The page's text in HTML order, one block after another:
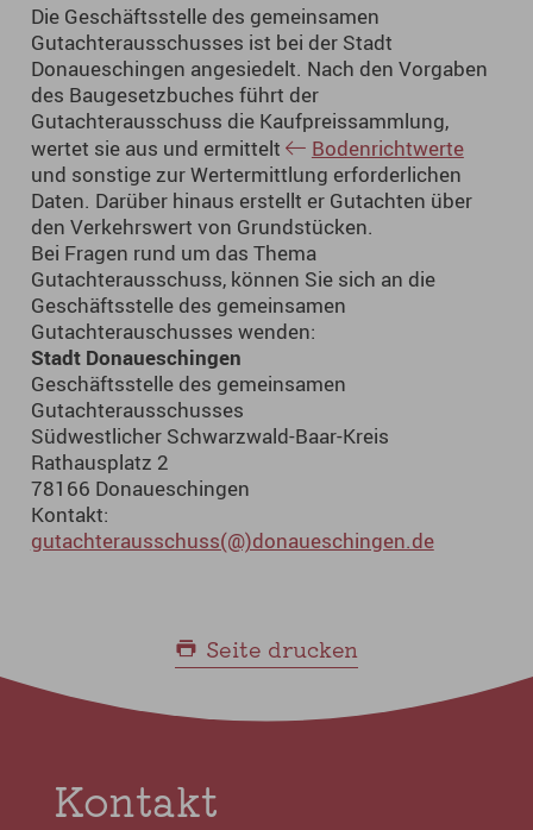
Die Geschäftsstelle des gemeinsamen
Gutachterausschusses ist bei der Stadt
Donaueschingen angesiedelt. Nach den Vorgaben
des Baugesetzbuches führt der
Gutachterausschuss die Kaufpreissammlung,
wertet sie aus und ermittelt
Bodenrichtwerte
und sonstige zur Wertermittlung erforderlichen
Daten. Darüber hinaus erstellt er Gutachten über
den Verkehrswert von Grundstücken.
Bei Fragen rund um das Thema
Gutachterausschuss, können Sie sich an die
Geschäftsstelle des gemeinsamen
Gutachterauschusses wenden:
Stadt Donaueschingen
Geschäftsstelle des gemeinsamen
Gutachterausschusses
Südwestlicher Schwarzwald-Baar-Kreis
Rathausplatz 2
78166 Donaueschingen
Kontakt:
gutachterausschuss(@)donaueschingen.de
Seite drucken
Kontakt